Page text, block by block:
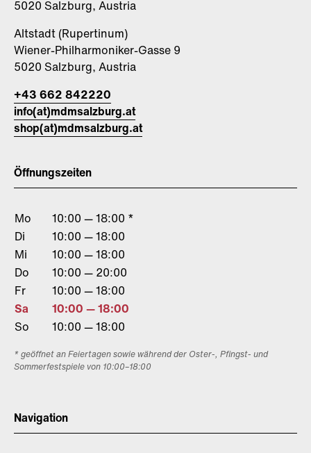
5020 Salzburg, Austria
Altstadt (Rupertinum)
Wiener-Philharmoniker-Gasse 9
5020 Salzburg, Austria
+43 662 842220
info(at)mdmsalzburg.at
shop(at)mdmsalzburg.at
Öffnungszeiten
Mo
10:00 — 18:00 *
Di
10:00 — 18:00
Mi
10:00 — 18:00
Do
10:00 — 20:00
Fr
10:00 — 18:00
Sa
10:00 — 18:00
So
10:00 — 18:00
* geöffnet an Feiertagen sowie während der Oster-, Pfingst- und
Sommerfestspiele von 10:00–18:00
Navigation